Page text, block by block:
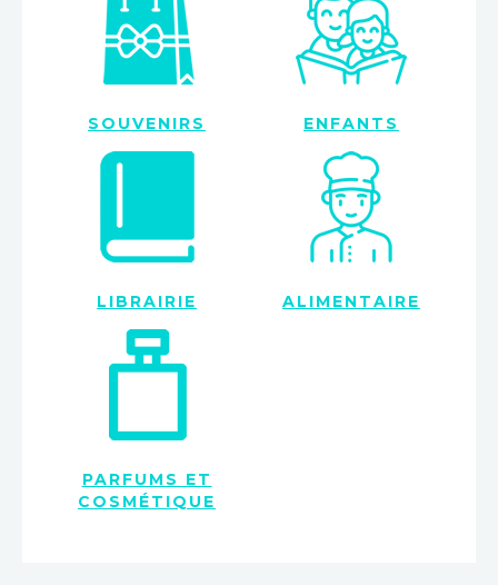
SOUVENIRS ENFANTS
LIBRAIRIE ALIMENTAIRE
PARFUMS ET
COSMÉTIQUE